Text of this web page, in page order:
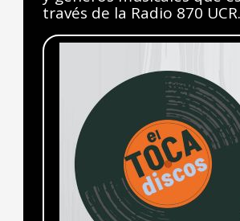
través de la Radio 870 UCR.